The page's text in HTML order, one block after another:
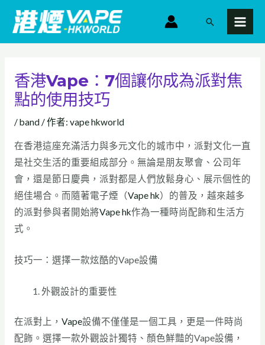
主
搜
香港Vape：7個讓你成為派對焦
點的使用技巧
/band/ 作者: vape hkworld
在香港這座充滿活力與多元文化的城市中，派對文化一直
是社交生活的重要組成部分。無論是朋友聚會、公司年
會，還是節日慶典，派對都是人們放鬆身心、展示個性的
絕佳場合。而隨著電子煙（Vape hk）的普及，越來越多
的派對參與者開始將Vape hk作為一種時尚配飾和生活方
式。
技巧一：選擇一款炫酷的Vape設備
外觀設計的重要性
在派對上， Vape設備不僅僅是一個工具，更是一件時尚
配飾。選擇一款外觀設計獨特、顏色鮮豔的Vape設備，